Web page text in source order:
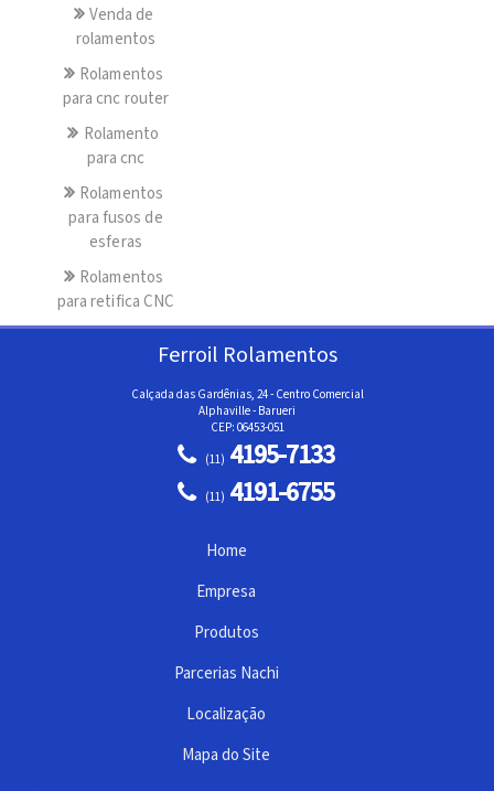
Venda de
rolamentos
Rolamentos
para cnc router
Rolamento
para cnc
Rolamentos
para fusos de
esferas
Rolamentos
para retifica CNC
Ferroil Rolamentos
Calçada das Gardênias, 24 - Centro Comercial
Alphaville - Barueri
CEP: 06453-051
(11) 4195-7133
(11) 4191-6755
Home
Empresa
Produtos
Parcerias Nachi
Localização
Mapa do Site